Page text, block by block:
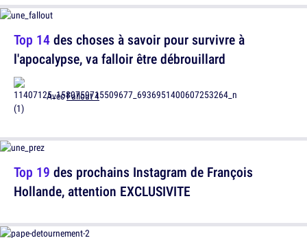
Top 14des choses à savoir pour survivre à
l'apocalypse, va falloir être débrouillard
AvecFallout 4
Top 19 des prochains Instagram de François
Hollande, attention EXCLUSIVITE